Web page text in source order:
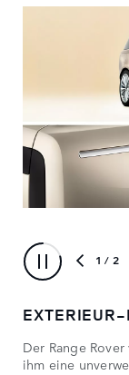
1 / 2
EXTERIEUR-
Der Range
ihm eine